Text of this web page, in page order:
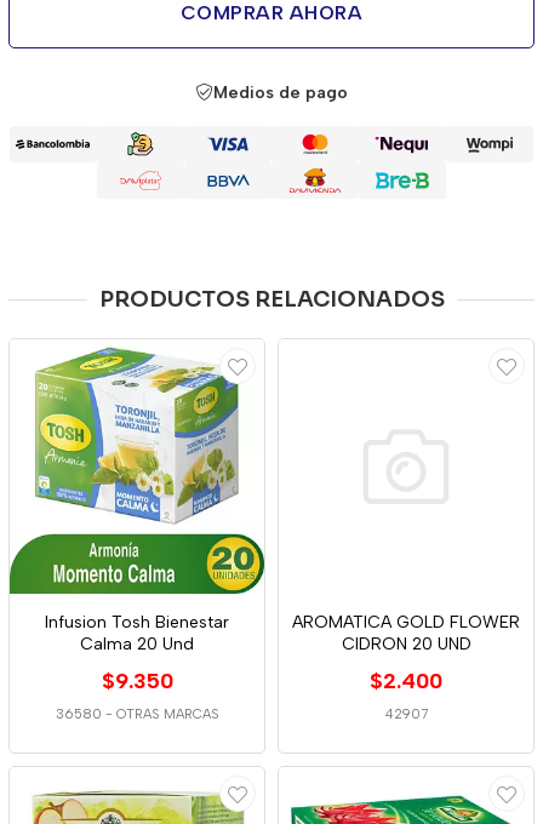
COMPRAR AHORA
Medios de pago
PRODUCTOS RELACIONADOS
Infusion Tosh Bienestar
Calma 20 Und
$9.350
36580 - OTRAS MARCAS
AROMATICA GOLD FLOWER
CIDRON 20 UND
$2.400
42907